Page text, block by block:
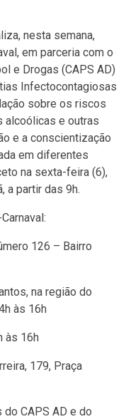
nesta semana,
em parceria com o
e Drogas (CAPS AD)
Infectocontagiosas
sobre os riscos
alcoólicas e outras
e a conscientização
em diferentes
na sexta-feira (6),
a partir das 9h.
126 – Bairro
na região do
às 16h
às 16h
179, Praça
CAPS AD e do